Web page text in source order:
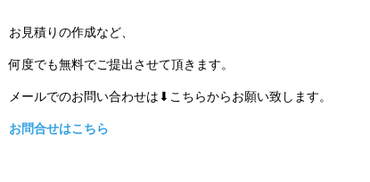
お見積りの作成など、
何度でも無料でご提出させて頂きます。
メールでのお問い合わせは⬇こちらからお願い致します。
お問合せはこちら